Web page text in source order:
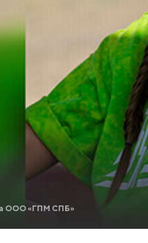
ООО «ГПМ СПБ»